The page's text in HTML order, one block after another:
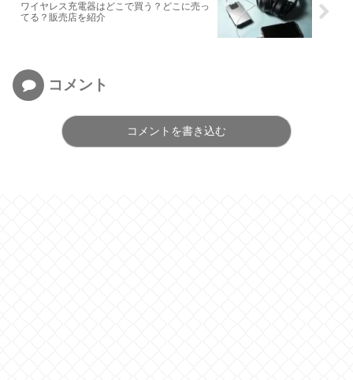
ワイヤレス充電器はどこで買う？どこに売っ
てる？販売店を紹介
コメント
コメントを書き込む